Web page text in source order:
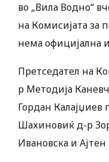
во „Вила Водно“
на Комисијата за
нема официјална
Претседател на
р Методија
Гордан
Шахиновиќ д-р
Ивановска и